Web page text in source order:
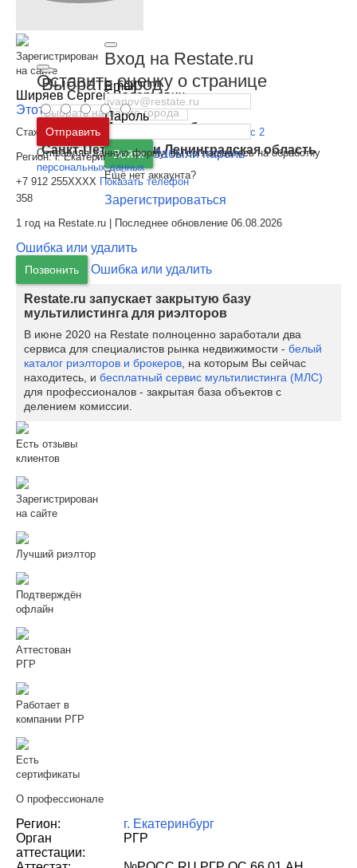
Выбрать город
Москва и
Московская область
Санкт-Петербург иЛенинградская область
Вход на Restate.ru
Email
Пароль
Войти Забыли пароль
Ещё нет аккаунта?
Зарегистрироваться
Зарегистрирован
на сайте
Ширяев Сергей Валерьевич
Этот специалист - я
Стажер в"Центр недвижимости "АТРИУМ", офис 2
Регион:г. Екатеринбург
+7 912 255XXXX Показать телефон
358
1 год на Restate.ru | Последнее обновление 06.08.2026
Ошибка или удалить
Позвонить Ошибка или удалить
Restate.ru запускает закрытую базу
мультилистинга для риэлторов
В июне 2020 на Restate полноценно заработали два
сервиса для специалистов рынка недвижимости - белый
каталог риэлторов и брокеров , на которым Вы сейчас
находитесь, и бесплатный сервис мультилистинга (МЛС)
для профессионалов - закрытая база объектов с
делением комиссии.
Есть отзывы
клиентов
Зарегистрирован
на сайте
Лучший риэлтор
Подтверждён
офлайн
Аттестован
РГР
Работает в
компании РГР
Есть
сертификаты
О профессионале
Регион:
г. Екатеринбург
Орган
аттестации:
РГР
Оставить оценку о странице
Отправить
Отправляя данную форму, вы соглашаетесь на обработку
персональных данных